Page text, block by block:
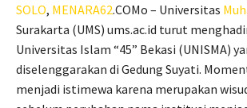
SOLO, MENARA62.COMo – Universitas
Surakarta (UMS) ums.ac.id turut
Universitas Islam “45” Bekasi (UNISMA)
diselenggarakan di Gedung Suyati.
menjadi istimewa karena merupakan